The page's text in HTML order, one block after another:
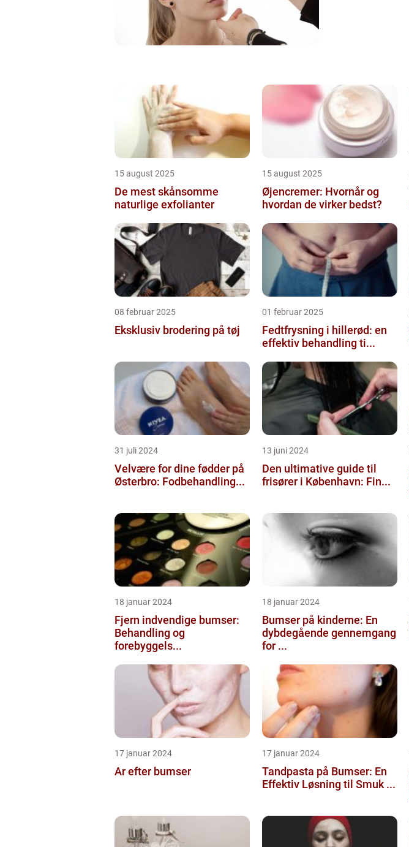
15 august 2025
De mest skånsomme
naturlige exfolianter
15 august 2025
Øjencremer: Hvornår og
hvordan de virker bedst?
08 februar 2025
Eksklusiv brodering på tøj
01 februar 2025
Fedtfrysning i hillerød: en
effektiv behandling ti...
31 juli 2024
Velvære for dine fødder på
Østerbro: Fodbehandling...
13 juni 2024
Den ultimative guide til
frisører i København: Fin...
18 januar 2024
Fjern indvendige bumser:
Behandling og
forebyggels...
18 januar 2024
Bumser på kinderne: En
dybdegående gennemgang
for ...
17 januar 2024
Ar efter bumser
17 januar 2024
Tandpasta på Bumser: En
Effektiv Løsning til Smuk ...